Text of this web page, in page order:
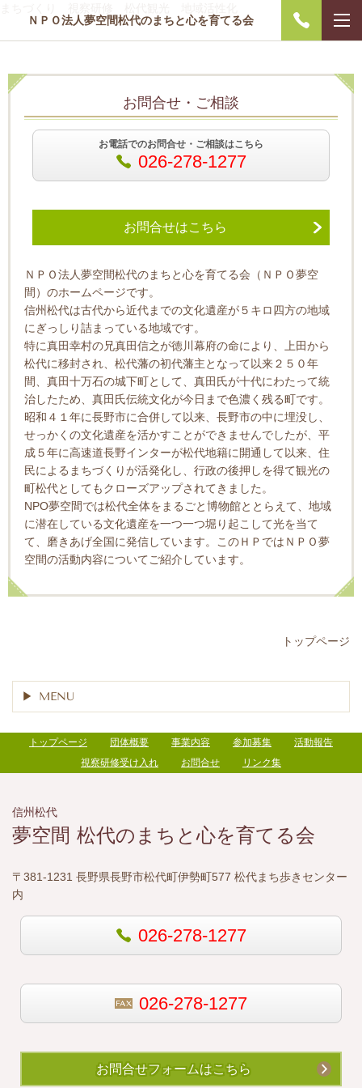
ＮＰＯ法人夢空間松代のまちと心を育てる会
お問合せ・ご相談
お電話でのお問合せ・ご相談はこちら
026-278-1277
お問合せはこちら
ＮＰＯ法人夢空間松代のまちと心を育てる会（ＮＰＯ夢空
間）のホームページです。
信州松代は古代から近代までの文化遺産が５キロ四方の地域
にぎっしり詰まっている地域です。
特に真田幸村の兄真田信之が徳川幕府の命により、上田から
松代に移封され、松代藩の初代藩主となって以来２５０年
間、真田十万石の城下町として、真田氏が十代にわたって統
治したため、真田氏伝統文化が今日まで色濃く残る町です。
昭和４１年に長野市に合併して以来、長野市の中に埋没し、
せっかくの文化遺産を活かすことができませんでしたが、平
成５年に高速道長野インターが松代地籍に開通して以来、住
民によるまちづくりが活発化し、行政の後押しを得て観光の
町松代としてもクローズアップされてきました。
NPO夢空間では松代全体をまるごと博物館ととらえて、地域
に潜在している文化遺産を一つ一つ堀り起こして光を当て
て、磨きあげ全国に発信しています。このＨＰではＮＰＯ夢
空間の活動内容についてご紹介しています。
トップページ
MENU
トップページ 団体概要 事業内容 参加募集
活動報告
視察研修受け入れ
お問合せ リンク集
信州松代
夢空間 松代のまちと心を育てる会
〒381-1231 長野県長野市松代町伊勢町577 松代まち歩きセンター
内
026-278-1277
026-278-1277
お問合せフォームはこちら